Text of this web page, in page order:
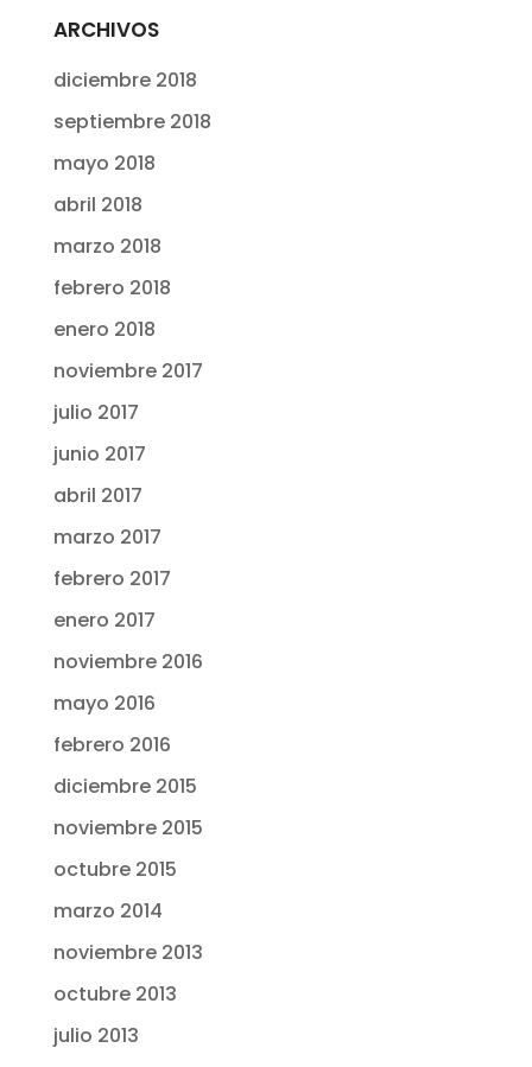
ARCHIVOS
diciembre 2018
septiembre 2018
mayo 2018
abril 2018
marzo 2018
febrero 2018
enero 2018
noviembre 2017
julio 2017
junio 2017
abril 2017
marzo 2017
febrero 2017
enero 2017
noviembre 2016
mayo 2016
febrero 2016
diciembre 2015
noviembre 2015
octubre 2015
marzo 2014
noviembre 2013
octubre 2013
julio 2013